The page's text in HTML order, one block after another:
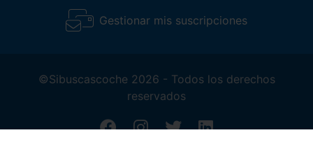
Gestionar mis suscripciones
©Sibuscascoche 2026 - Todos los derechos
reservados